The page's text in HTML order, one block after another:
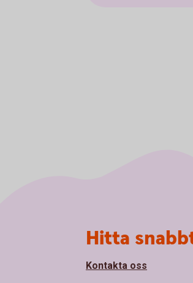
Hitta
Kontakta oss